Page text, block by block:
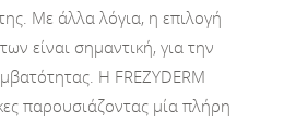
Με άλλα λόγια, η επιλογή
είναι σημαντική, για την
H FREZYDERM
παρουσιάζοντας μία πλήρη